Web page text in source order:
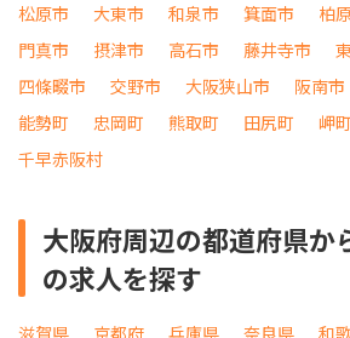
松原市
大東市 和泉市 箕面市 柏
門真市
摂津市 高石市 藤井寺市
四條畷市
交野市 大阪狭山市 阪南市
能勢町
忠岡町 熊取町 田尻町 岬町
千早赤阪村
大阪府周辺の都道府県か
の求人を探す